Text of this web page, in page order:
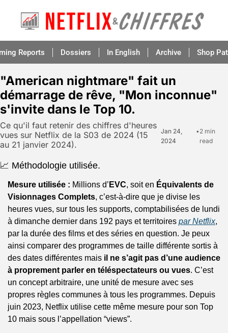
Reports Dossiers In English Archive Shop
"American nightmare" fait un
démarrage de rêve, "Mon inconnue"
s'invite dans le Top 10.
Ce qu'il faut retenir des chiffres d'heures
vues sur Netflix de la S03 de 2024 (15
au 21 janvier 2024).
Jan 24,
2024
•2 min
read
📈 Méthodologie utilisée.
Mesure utilisée : Millions d’ EVC, soit en Équivalents de
Visionnages Complets, c’est-à-dire que je divise les
heures vues, sur tous les supports, comptabilisées de lundi
à dimanche dernier dans 192 pays et territoires par Netflix,
par la durée des films et des séries en question. Je peux
ainsi comparer des programmes de taille différente sortis à
des dates différentes mais il ne s’agit pas d’une audience
à proprement parler en téléspectateurs ou vues. C’est
un concept arbitraire, une unité de mesure avec ses
propres règles communes à tous les programmes. Depuis
juin 2023, Netflix utilise cette même mesure pour son Top
10 mais sous l’appellation “views”.